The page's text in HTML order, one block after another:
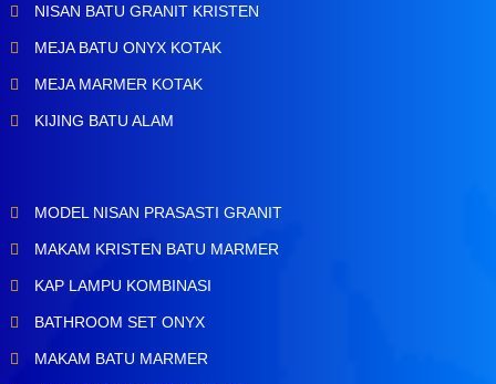
NISAN BATU GRANIT KRISTEN
MEJA BATU ONYX KOTAK
MEJA MARMER KOTAK
KIJING BATU ALAM
MODEL NISAN PRASASTI GRANIT
MAKAM KRISTEN BATU MARMER
KAP LAMPU KOMBINASI
BATHROOM SET ONYX
MAKAM BATU MARMER